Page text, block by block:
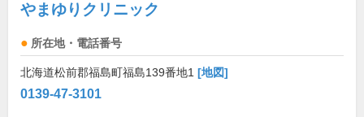
やまゆりクリニック
所在地・電話番号
北海道松前郡福島町福島139番地1 [地図]
0139-47-3101